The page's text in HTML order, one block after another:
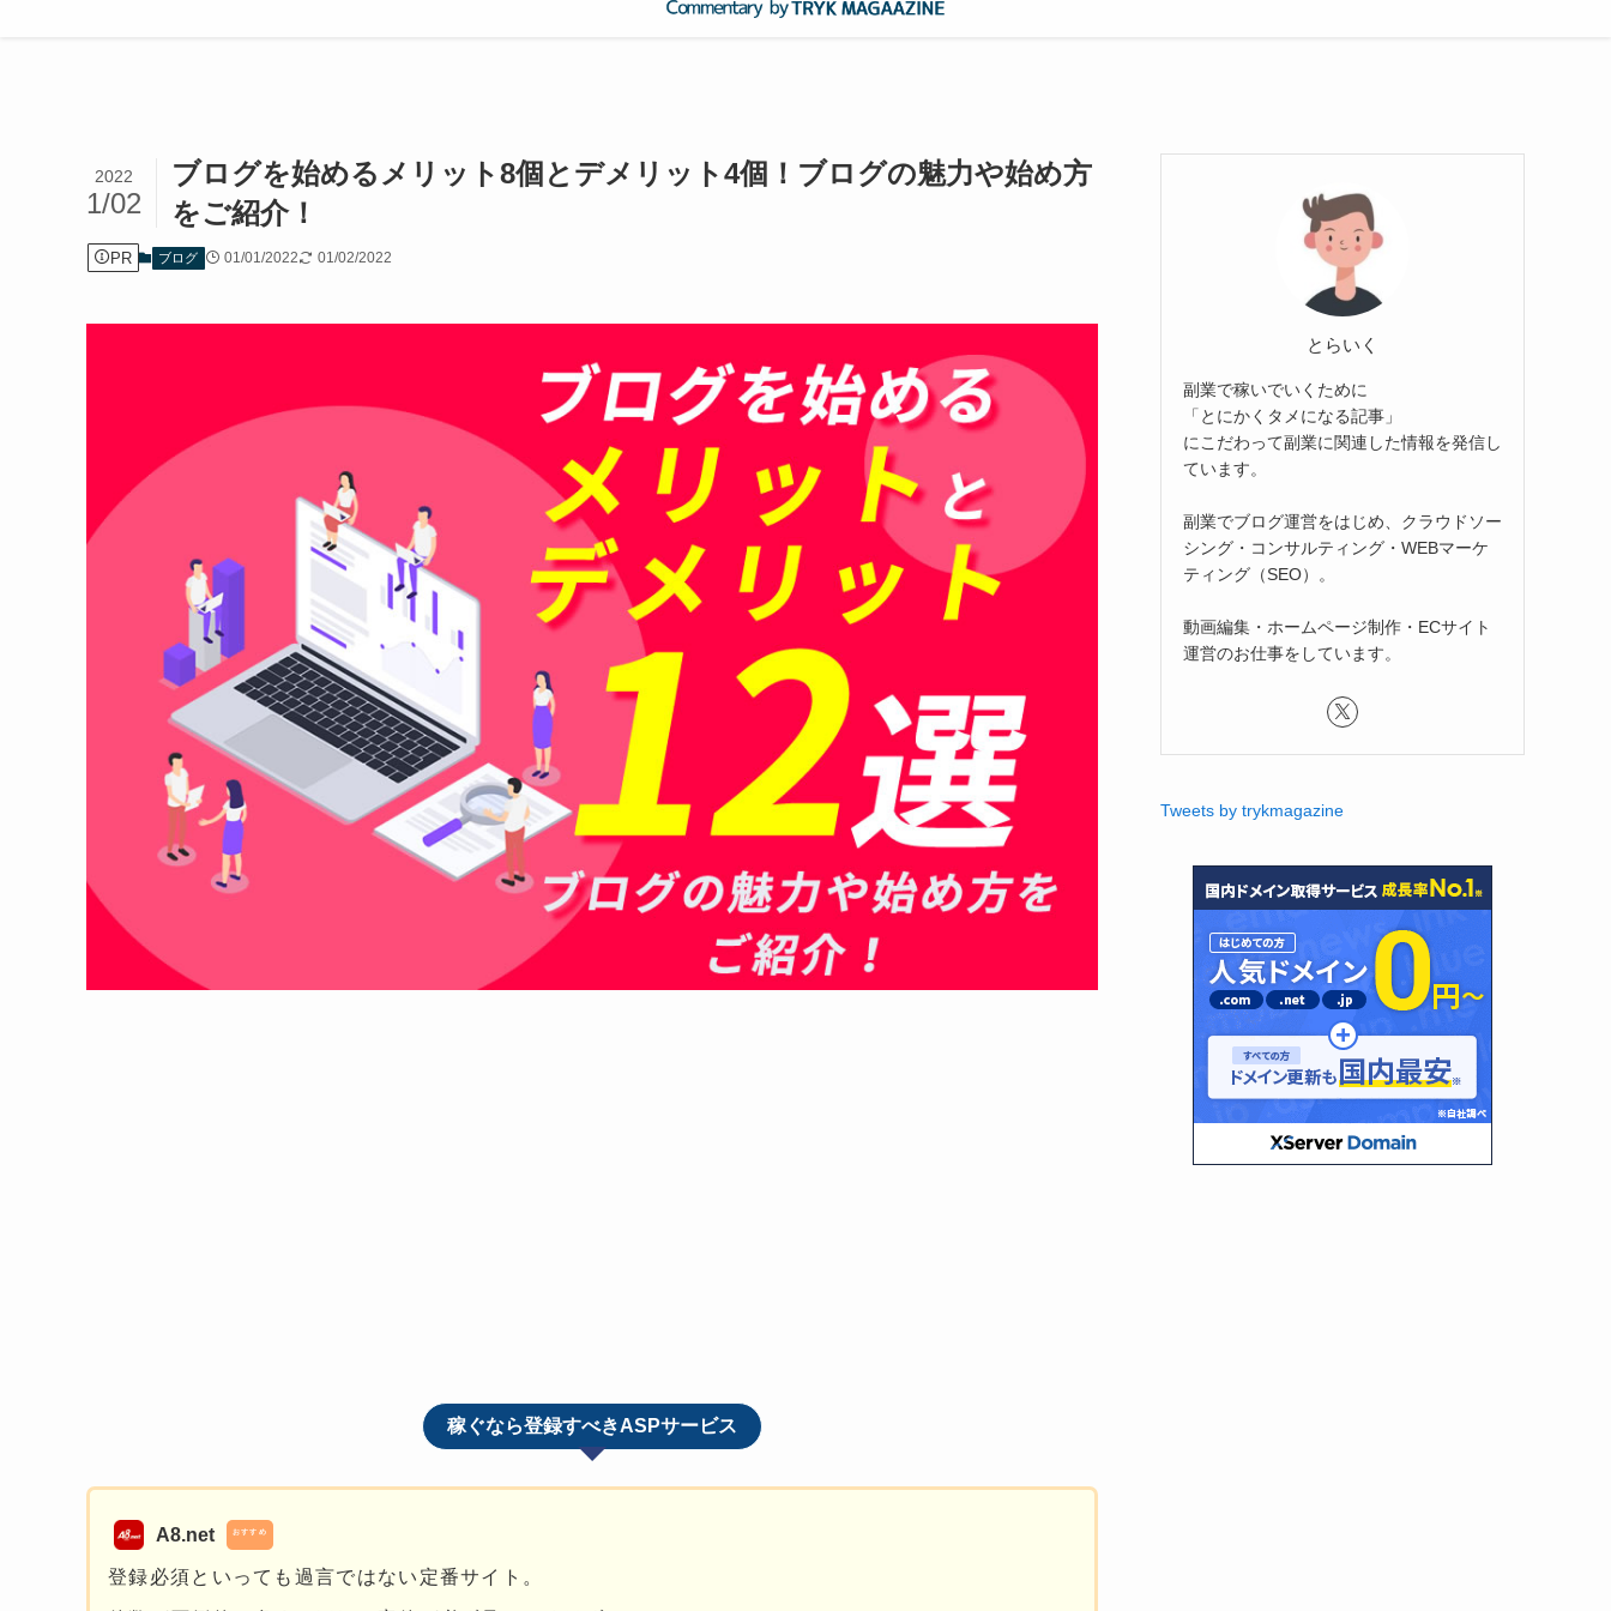
ブログを始めるメリット8個とデメリット4個！ブログの魅力や始め方
をご紹介！
2022
1/02
PR ブログ 01/01/2022 01/02/2022
稼ぐなら登録すべきASPサービス
A8.net おすすめ
登録必須といっても過言ではない定番サイト。
とらいく
副業で稼いでいくために
「とにかくタメになる記事」
にこだわって副業に関連した情報を発信し
ています。
副業でブログ運営をはじめ、クラウドソー
シング・コンサルティング・WEBマーケ
ティング（SEO）。
動画編集・ホームページ制作・ECサイト
運営のお仕事をしています。
Tweets by trykmagazine